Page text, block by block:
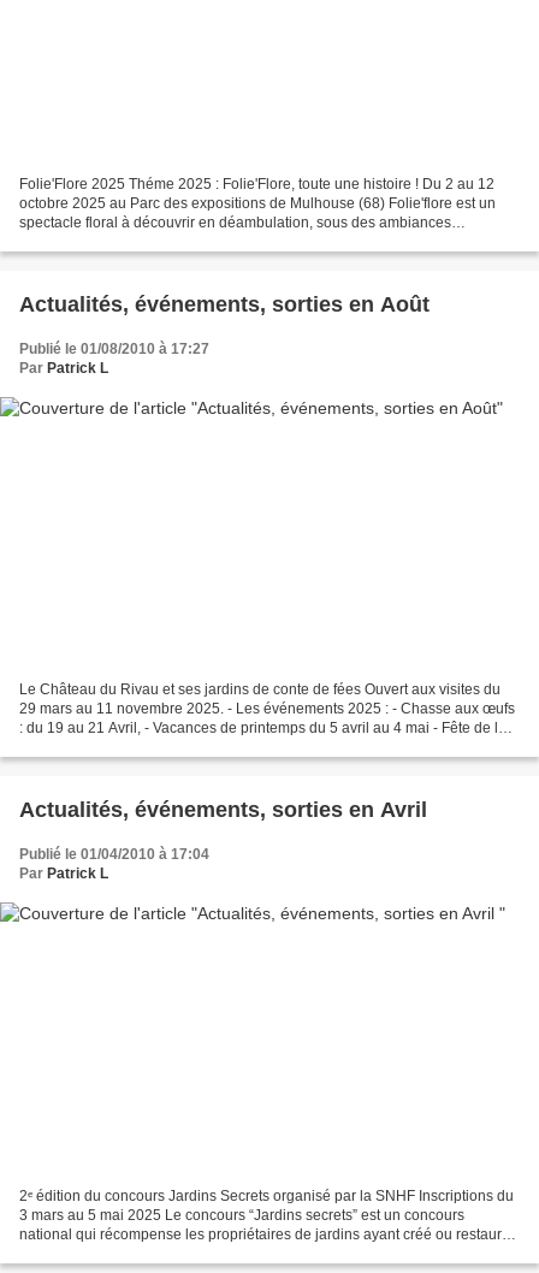
Folie'Flore 2025 Théme 2025 : Folie'Flore, toute une histoire ! Du 2 au 12
octobre 2025 au Parc des expositions de Mulhouse (68) Folie'flore est un
spectacle floral à découvrir en déambulation, sous des ambiances
Actualités, événements, sorties en Août
Publié le 01/08/2010 à 17:27
Par Patrick L
Le Château du Rivau et ses jardins de conte de fées Ouvert aux visites du
29 mars au 11 novembre 2025. - Les événements 2025 : - Chasse aux œufs
: du 19 au 21 Avril, - Vacances de printemps du 5 avril au 4 mai - Fête de la
Actualités, événements, sorties en Avril
Publié le 01/04/2010 à 17:04
Par Patrick L
2ᵉ édition du concours Jardins Secrets organisé par la SNHF Inscriptions du
3 mars au 5 mai 2025 Le concours “Jardins secrets” est un concours
national qui récompense les propriétaires de jardins ayant créé ou restauré